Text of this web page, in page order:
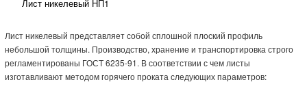
Лист никелевый НП1
Лист никелевый представляет собой сплошной плоский профиль
небольшой толщины. Производство, хранение и транспортировка строго
регламентированы ГОСТ 6235-91. В соответствии с чем листы
изготавливают методом горячего проката следующих параметров: